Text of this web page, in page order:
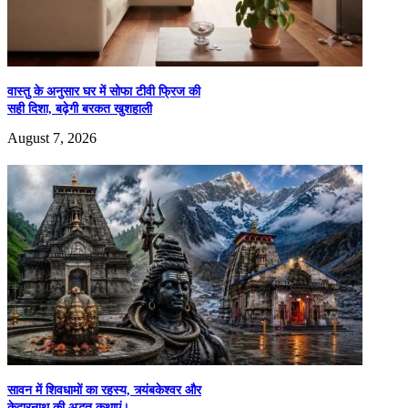
LinkedIn
Messenger
Share
top-news
वास्तु के अनुसार घर में सोफा टीवी फ्रिज की
सही दिशा, बढ़ेगी बरकत खुशहाली
August 7, 2026
सावन में शिवधामों का रहस्य, त्र्यंबकेश्वर और